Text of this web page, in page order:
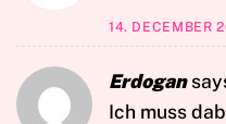
14. DECEMBER
Erdogan
Ich muss